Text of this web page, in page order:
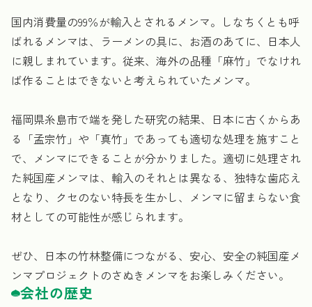
国内消費量の99％が輸入とされるメンマ。しなちくとも呼
ばれるメンマは、ラーメンの具に、お酒のあてに、日本人
に親しまれています。従来、海外の品種「麻竹」でなけれ
ば作ることはできないと考えられていたメンマ。
福岡県糸島市で端を発した研究の結果、日本に古くからあ
る「孟宗竹」や「真竹」であっても適切な処理を施すこと
で、メンマにできることが分かりました。適切に処理され
た純国産メンマは、輸入のそれとは異なる、独特な歯応え
となり、クセのない特長を生かし、メンマに留まらない食
材としての可能性が感じられます。
ぜひ、日本の竹林整備につながる、安心、安全の純国産メ
ンマプロジェクトのさぬきメンマをお楽しみください。
会社の歴史